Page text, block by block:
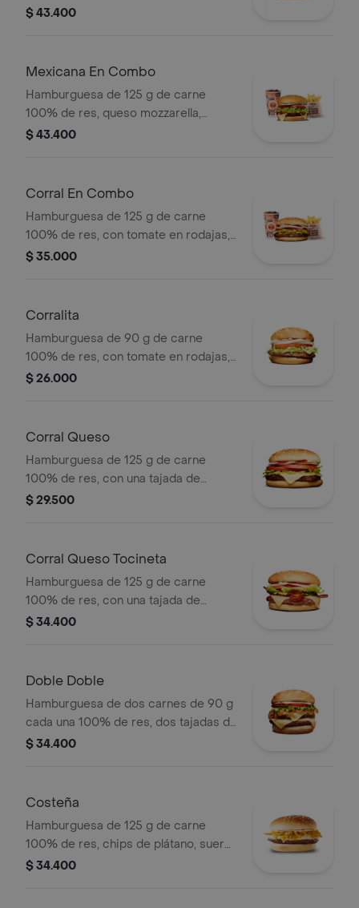
mozzarella, cebolla grillé, tomate en
pet
$ 43.400
Mexicana En Combo
Hamburguesa de 125 g de carne
100% de res, queso mozzarella,
guacamole, fríjol refrito, tomate,
bebida pet
$ 43.400
Corral En Combo
Hamburguesa de 125 g de carne
100% de res, con tomate en rodajas,
cebolla en rodajas, lechuga y salsas
$ 35.000
Corralita
Hamburguesa de 90 g de carne
100% de res, con tomate en rodajas,
cebolla en rodajas, lechuga, salsa
$ 26.000
Corral Queso
Hamburguesa de 125 g de carne
100% de res, con una tajada de
queso tipo mozzarella, tomate en
mostaza
$ 29.500
Corral Queso Tocineta
Hamburguesa de 125 g de carne
100% de res, con una tajada de
queso tipo mozzarella, tocineta,
$ 34.400
Doble Doble
Hamburguesa de dos carnes de 90 g
cada una 100% de res, dos tajadas de
queso tipo mozzarella, cebolla grillé,
$ 34.400
Costeña
Hamburguesa de 125 g de carne
100% de res, chips de plátano, suero,
queso costeño rallado y salsa blanca
$ 34.400